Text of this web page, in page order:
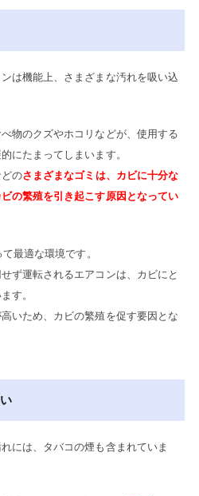
は機能上、さまざまな汚れを吸い込
物のクズやホコリなどが、使用する
にたまってしまいます。
のさまざまなゴミは、カビに十分な
の繁殖を引き起こす原因となってい
最適な環境です。
ず運転されるエアコンは、カビにと
す。
いため、カビの繁殖を促す要因とな
には、タバコの煙も含まれていま